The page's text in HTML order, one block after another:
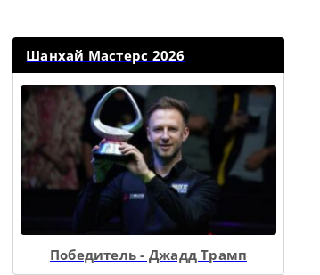
Шанхай Мастерс 2026
Победитель - Джадд Трамп